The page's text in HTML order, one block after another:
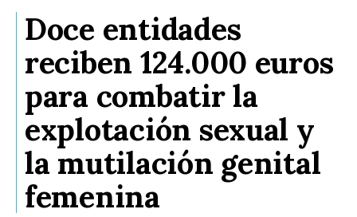
Doce entidades
reciben 124.000 euros
para combatir la
explotación sexual y
la mutilación genital
femenina